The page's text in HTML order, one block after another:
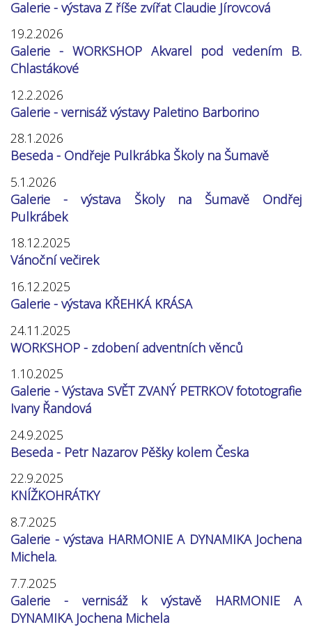
Galerie - výstava Z říše zvířat Claudie Jírovcová
19.2.2026
Galerie - WORKSHOP Akvarel pod vedením B.
Chlastákové
12.2.2026
Galerie - vernisáž výstavy Paletino Barborino
28.1.2026
Beseda - Ondřeje Pulkrábka Školy na Šumavě
5.1.2026
Galerie - výstava Školy na Šumavě Ondřej
Pulkrábek
18.12.2025
Vánoční večirek
16.12.2025
Galerie - výstava KŘEHKÁ KRÁSA
24.11.2025
WORKSHOP - zdobení adventních věnců
1.10.2025
Galerie - Výstava SVĚT ZVANÝ PETRKOV fototografie
Ivany Řandová
24.9.2025
Beseda - Petr Nazarov Pěšky kolem Česka
22.9.2025
KNÍŽKOHRÁTKY
8.7.2025
Galerie - výstava HARMONIE A DYNAMIKA Jochena
Michela.
7.7.2025
Galerie - vernisáž k výstavě HARMONIE A
DYNAMIKA Jochena Michela